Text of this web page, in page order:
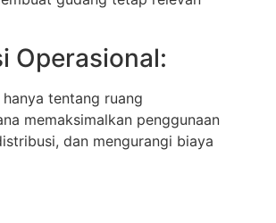
Operasional:
tentang ruang
memaksimalkan penggunaan
dan mengurangi biaya